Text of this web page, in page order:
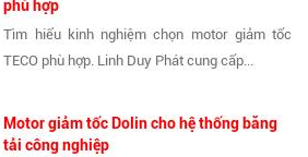
phù hợp
Tìm hiểu kinh nghiệm chọn motor giảm tốc
TECO phù hợp. Linh Duy Phát cung cấp...
Motor giảm tốc Dolin cho hệ thống băng
tải công nghiệp